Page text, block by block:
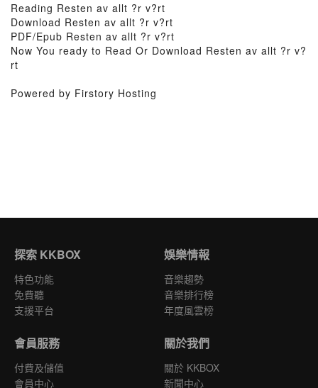
Reading Resten av allt ?r v?rt
Download Resten av allt ?r v?rt
PDF/Epub Resten av allt ?r v?rt
Now You ready to Read Or Download Resten av allt ?r v?
rt
Powered by Firstory Hosting
探索 KKBOX
特色功能
免費聽
支援平台
娛樂情報
音樂趨勢
音樂排行榜
年度風雲榜
會員服務
付費及儲值
會員中心
關於我們
關於 KKBOX
新聞中心